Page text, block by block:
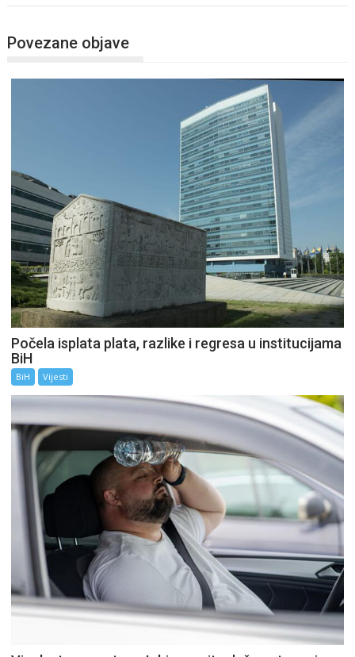
Povezane objave
Počela isplata plata, razlike i regresa u institucijama
BiH
BiH Vijesti